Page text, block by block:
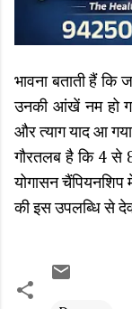
भावना बताती हैं कि
उनकी आंखें नम हो
और त्याग याद आ
गौरतलब है कि 4 से
योगासन चैंपियनशिप
की इस उपलब्धि से